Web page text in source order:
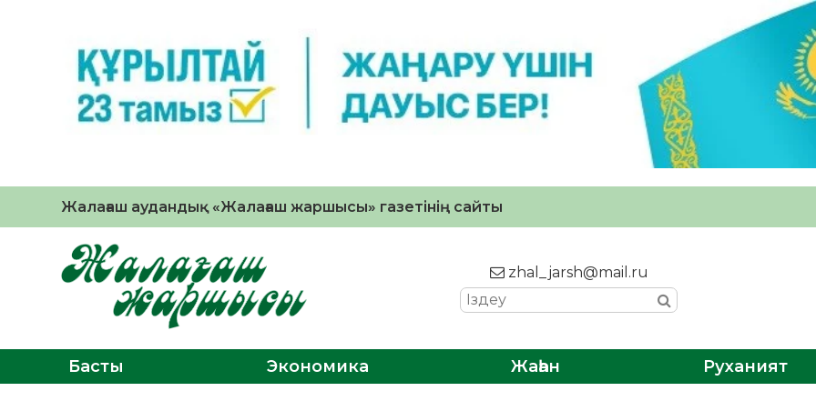
Жалағаш аудандық «Жалағаш жаршысы» газетінің сайты
zhal_jarsh@mail.ru
Басты Экономика Жаһан Руханият